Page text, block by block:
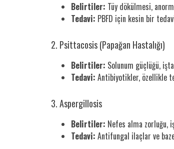
Belirtiler: Tüy dökülmesi,
Tedavi: PBFD için kesin bir
2. Psittacosis (Papağan Hastalığı)
Belirtiler: Solunum güçlüğü,
Tedavi: Antibiyotikler, özellikle
3. Aspergillosis
Belirtiler: Nefes alma zorluğu,
Tedavi: Antifungal ilaçlar ve